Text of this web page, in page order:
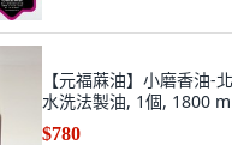
【元福蔴油】小磨香油-
水洗法製油, 1個, 1800
$780